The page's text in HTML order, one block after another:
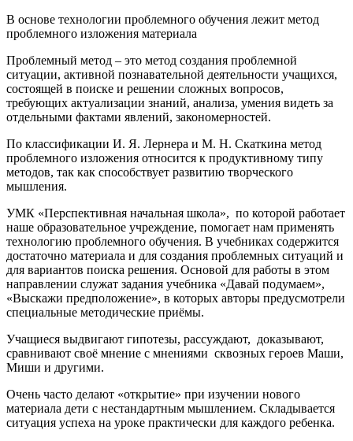
В основе технологии проблемного обучения лежит метод
проблемного изложения материала
Проблемный метод – это метод создания проблемной
ситуации, активной познавательной деятельности учащихся,
состоящей в поиске и решении сложных вопросов,
требующих актуализации знаний, анализа, умения видеть за
отдельными фактами явлений, закономерностей.
По классификации И. Я. Лернера и М. Н. Скаткина метод
проблемного изложения относится к продуктивному типу
методов, так как способствует развитию творческого
мышления.
УМК «Перспективная начальная школа», по которой работает
наше образовательное учреждение, помогает нам применять
технологию проблемного обучения. В учебниках содержится
достаточно материала и для создания проблемных ситуаций и
для вариантов поиска решения. Основой для работы в этом
направлении служат задания учебника «Давай подумаем»,
«Выскажи предположение», в которых авторы предусмотрели
специальные методические приёмы.
Учащиеся выдвигают гипотезы, рассуждают, доказывают,
сравнивают своё мнение с мнениями сквозных героев Маши,
Миши и другими.
Очень часто делают «открытие» при изучении нового
материала дети с нестандартным мышлением. Складывается
ситуация успеха на уроке практически для каждого ребенка.